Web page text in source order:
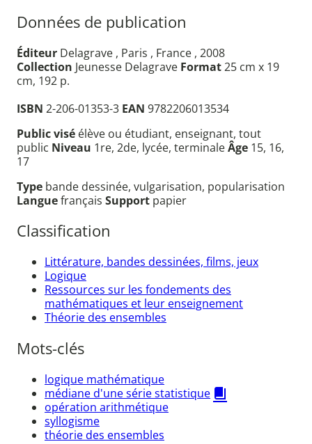
Données de publication
Éditeur Delagrave , Paris , France , 2008
Collection Jeunesse Delagrave Format25 cm x 19
cm, 192 p.
ISBN 2-206-01353-3 EAN 9782206013534
Public visé élève ou étudiant, enseignant, tout
public Niveau 1re, 2de, lycée, terminaleÂge 15, 16,
17
Type bande dessinée, vulgarisation, popularisation
Languefrançais Support papier
Classification
Littérature, bandes dessinées, films, jeux
Logique
Ressources sur les fondements des
mathématiques et leur enseignement
Théorie des ensembles
Mots-clés
logique mathématique
médiane d'une série statistique
opération arithmétique
syllogisme
théorie des ensembles